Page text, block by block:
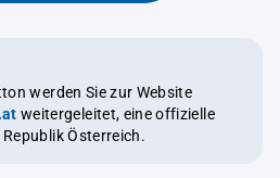
werden Sie zur Website
weitergeleitet, eine offizielle
Österreich.